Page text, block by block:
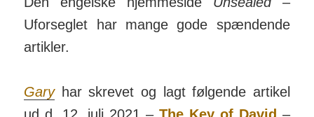
Ufor­seglet har mange gode spæn­dende
ar­tikler.
Garyhar skrevet og lagt føl­gende artikel